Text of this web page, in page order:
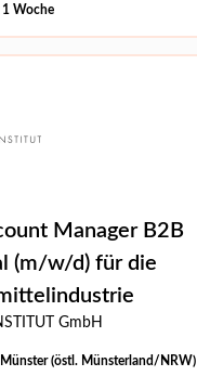
Woche
Manager B2B
(m/w/d) für die
GmbH
(östl. Münsterland/NRW)